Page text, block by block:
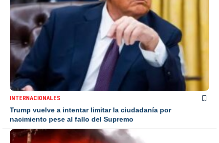
INTERNACIONALES
Trump vuelve a intentar limitar la ciudadanía por
nacimiento pese al fallo del Supremo